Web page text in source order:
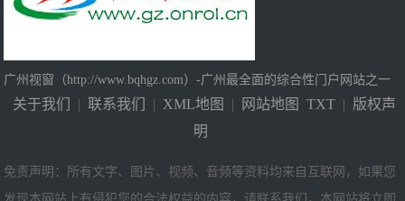
广州视窗（http://www.bqhgz.com）-广州最全面的综合性门户网站之一
关于我们 | 联系我们 | XML地图 | 网站地图 TXT | 版权声
明
免责声明：所有文字、图片、视频、音频等资料均来自互联网，如果您